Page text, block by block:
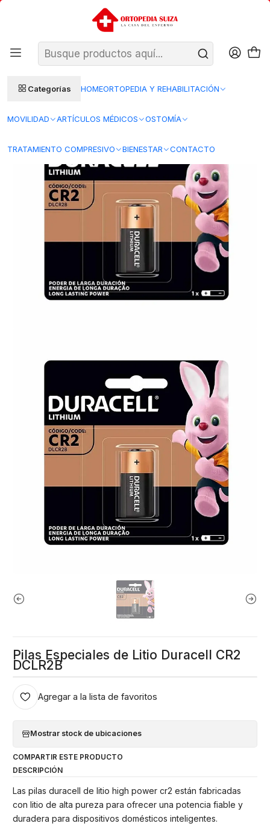
Categorías HOMEORTOPEDIA Y REHABILITACIÓN
MOVILIDAD ARTÍCULOS MÉDICOS OSTOMÍA
TRATAMIENTO COMPRESIVO BIENESTAR CONTACTO
SANTIAGO: ENTREGA AL DÍA HÁBIL SIGUIENTE (L–V)
REGIONES 48–72 HORAS HÁBILES
Bienestar Diagnóstico y monitoreo Pilas
Pilas Especiales de Litio Duracell CR2 DCLR2B
Pilas Especiales de Litio Duracell CR2
DCLR2B
Agregar a la lista de favoritos
Mostrar stock de ubicaciones
COMPARTIR ESTE PRODUCTO
DESCRIPCIÓN
Las pilas duracell de litio high power cr2 están fabricadas
con litio de alta pureza para ofrecer una potencia fiable y
duradera para dispositivos domésticos inteligentes.